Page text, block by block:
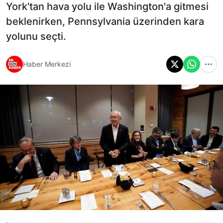
York'tan hava yolu ile Washington'a gitmesi
beklenirken, Pennsylvania üzerinden kara
yolunu seçti.
Haber Merkezi